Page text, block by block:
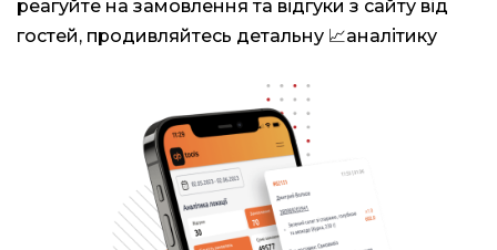
реагуйте на замовлення та відгуки з сайту від
гостей, продивляйтесь детальну 📈аналітику